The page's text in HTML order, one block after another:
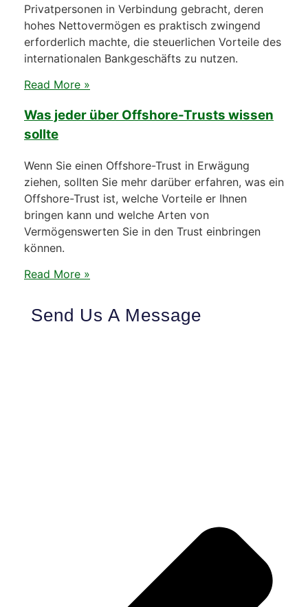
Privatpersonen in Verbindung gebracht, deren
hohes Nettovermögen es praktisch zwingend
erforderlich machte, die steuerlichen Vorteile des
internationalen Bankgeschäfts zu nutzen.
Read More »
Was jeder über Offshore-Trusts wissen
sollte
Wenn Sie einen Offshore-Trust in Erwägung
ziehen, sollten Sie mehr darüber erfahren, was ein
Offshore-Trust ist, welche Vorteile er Ihnen
bringen kann und welche Arten von
Vermögenswerten Sie in den Trust einbringen
können.
Read More »
Send Us A Message